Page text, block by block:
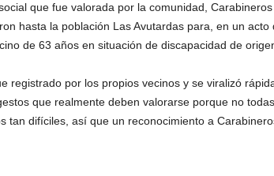
que fue valorada por la comunidad,
hasta la población Las Avutardas para, en un
de 63 años en situación de discapacidad de
registrado por los propios vecinos y se viralizó
que realmente deben valorarse porque no
tan difíciles, así que un reconocimiento a